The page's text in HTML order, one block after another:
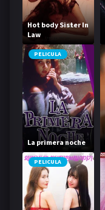
Hot body Sister In
Law
PELICULA
La primera noche
PELICULA